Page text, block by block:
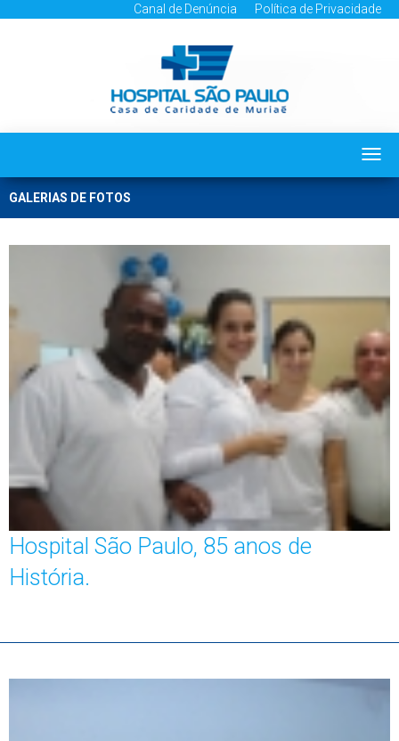
Canal de Denúncia Política de Privacidade
GALERIAS DE FOTOS
Hospital São Paulo, 85 anos de
História.